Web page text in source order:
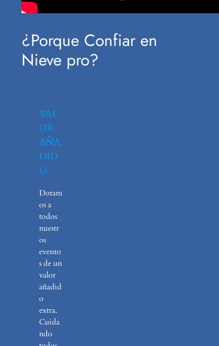
¿Porque Confiar en
Nieve pro?
VAL
OR
AÑA
DID
O
Dotam
os a
todos
nuestr
os
evento
s de un
valor
añadid
o
extra.
Cuida
ndo